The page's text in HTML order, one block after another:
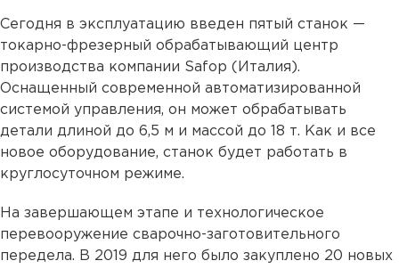
Сегодня в эксплуатацию введен пятый станок —
токарно-фрезерный обрабатывающий центр
производства компании Safop (Италия).
Оснащенный современной автоматизированной
системой управления, он может обрабатывать
детали длиной до 6,5 м и массой до 18 т. Как и все
новое оборудование, станок будет работать в
круглосуточном режиме.
На завершающем этапе и технологическое
перевооружение сварочно-заготовительного
передела. В 2019 для него было закуплено 20 новых